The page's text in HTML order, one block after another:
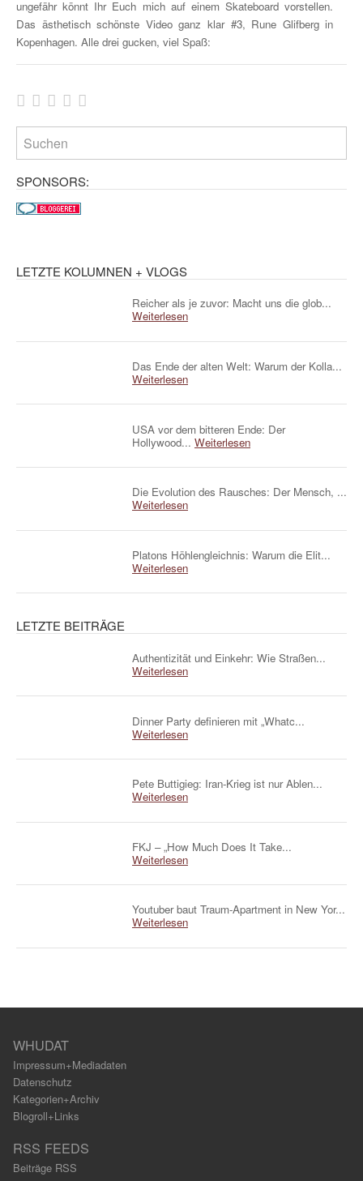
ungefähr könnt Ihr Euch mich auf einem Skateboard vorstellen.
Das ästhetisch schönste Video ganz klar #3, Rune Glifberg in
Kopenhagen. Alle drei gucken, viel Spaß:
SPONSORS:
LETZTE KOLUMNEN + VLOGS
Reicher als je zuvor: Macht uns die glob...
Weiterlesen
Das Ende der alten Welt: Warum der Kolla...
Weiterlesen
USA vor dem bitteren Ende: Der
Hollywood... Weiterlesen
Die Evolution des Rausches: Der Mensch, ...
Weiterlesen
Platons Höhlengleichnis: Warum die Elit...
Weiterlesen
LETZTE BEITRÄGE
Authentizität und Einkehr: Wie Straßen...
Weiterlesen
Dinner Party definieren mit „Whatc...
Weiterlesen
Pete Buttigieg: Iran-Krieg ist nur Ablen...
Weiterlesen
FKJ – „How Much Does It Take...
Weiterlesen
Youtuber baut Traum-Apartment in New Yor...
Weiterlesen
WHUDAT
Impressum+Mediadaten
Datenschutz
Kategorien+Archiv
Blogroll+Links
RSS FEEDS
Beiträge RSS